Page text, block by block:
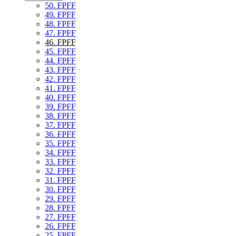
50. FPFF
49. FPFF
48. FPFF
47. FPFF
46. FPFF
45. FPFF
44. FPFF
43. FPFF
42. FPFF
41. FPFF
40. FPFF
39. FPFF
38. FPFF
37. FPFF
36. FPFF
35. FPFF
34. FPFF
33. FPFF
32. FPFF
31. FPFF
30. FPFF
29. FPFF
28. FPFF
27. FPFF
26. FPFF